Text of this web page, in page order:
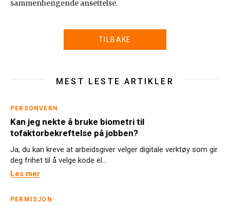
sammenhengende ansettelse.
TILBAKE
MEST LESTE ARTIKLER
PERSONVERN
Kan jeg nekte å bruke biometri til
tofaktorbekreftelse på jobben?
Ja, du kan kreve at arbeidsgiver velger digitale verktøy som gir
deg frihet til å velge kode el...
Les mer
PERMISJON